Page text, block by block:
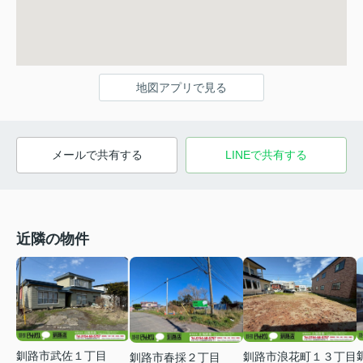
地図アプリで見る
メールで共有する LINEで共有する
近隣の物件
釧路市武佐１丁目 釧路市春採２丁目 釧路市浪花町１３丁目